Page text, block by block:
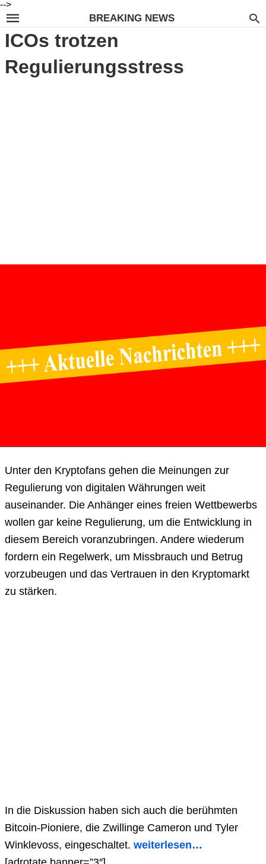
-->
BREAKING NEWS
ICOs trotzen
Regulierungsstress
Unter den Kryptofans gehen die Meinungen zur
Regulierung von digitalen Währungen weit
auseinander. Die Anhänger eines freien Wettbewerbs
wollen gar keine Regulierung, um die Entwicklung in
diesem Bereich voranzubringen. Andere wiederum
fordern ein Regelwerk, um Missbrauch und Betrug
vorzubeugen und das Vertrauen in den Kryptomarkt
zu stärken.
In die Diskussion haben sich auch die berühmten
Bitcoin-Pioniere, die Zwillinge Cameron und Tyler
Winklevoss, eingeschaltet. weiterlesen…